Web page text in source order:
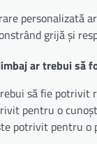
personalizată
grijă și
ar trebui să
să fie potrivit
pentru o
potrivit pentru o